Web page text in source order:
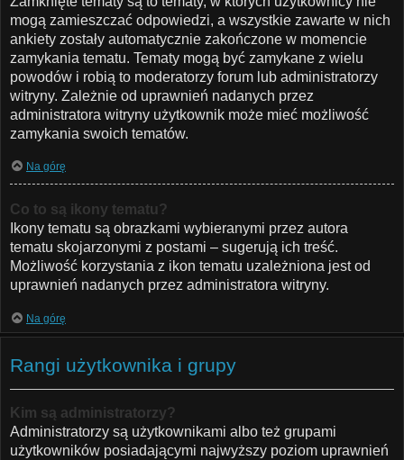
mogą zamieszczać odpowiedzi, a wszystkie zawarte w nich
ankiety zostały automatycznie zakończone w momencie
zamykania tematu. Tematy mogą być zamykane z wielu
powodów i robią to moderatorzy forum lub administratorzy
witryny. Zależnie od uprawnień nadanych przez
administratora witryny użytkownik może mieć możliwość
zamykania swoich tematów.
Na górę
Co to są ikony tematu?
Ikony tematu są obrazkami wybieranymi przez autora
tematu skojarzonymi z postami – sugerują ich treść.
Możliwość korzystania z ikon tematu uzależniona jest od
uprawnień nadanych przez administratora witryny.
Na górę
Rangi użytkownika i grupy
Kim są administratorzy?
Administratorzy są użytkownikami albo też grupami
użytkowników posiadającymi najwyższy poziom uprawnień